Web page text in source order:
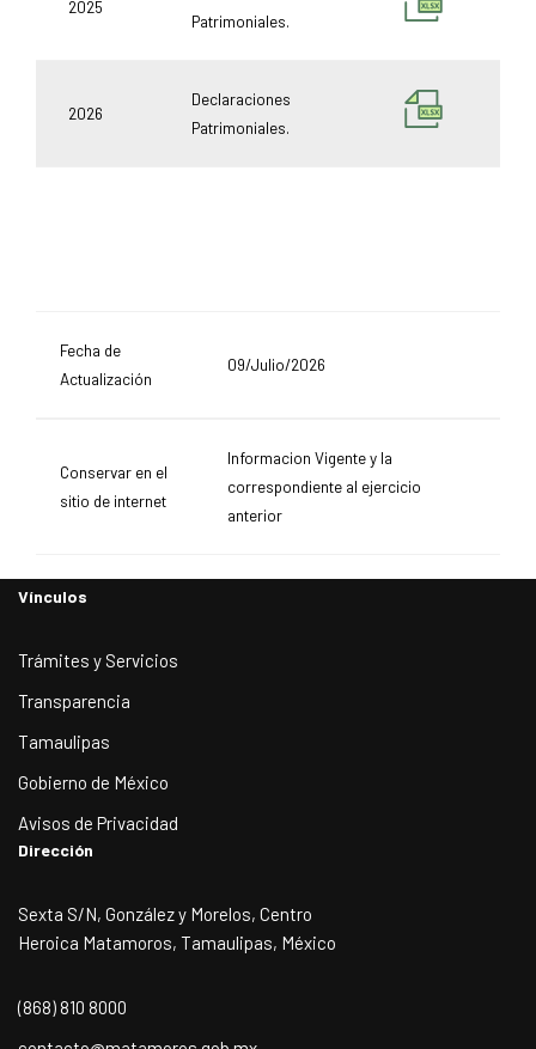
2025
Patrimoniales.
2026
Declaraciones
Patrimoniales.
Fecha de
Actualización
09/Julio/2026
Conservar en el
sitio de internet
Informacion Vigente y la
correspondiente al ejercicio
anterior
Vínculos
Trámites y Servicios
Transparencia
Tamaulipas
Gobierno de México
Avisos de Privacidad
Dirección
Sexta S/N, González y Morelos, Centro
Heroica Matamoros, Tamaulipas, México
(868) 810 8000